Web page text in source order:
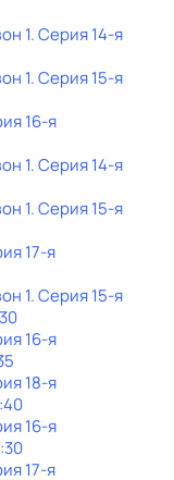
1. Серия 14-я
1. Серия 15-я
16-я
1. Серия 14-я
1. Серия 15-я
17-я
1. Серия 15-я
16-я
18-я
16-я
17-я